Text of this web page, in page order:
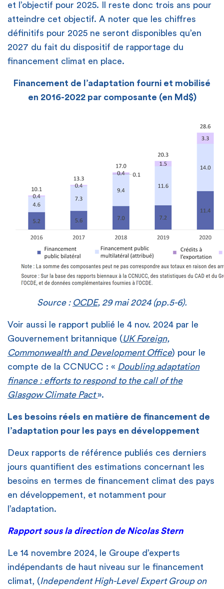
et l’objectif pour 2025. Il reste donc trois ans pour
atteindre cet objectif. A noter que les chiffres
définitifs pour 2025 ne seront disponibles qu’en
2027 du fait du dispositif de rapportage du
financement climat en place.
Financement de l’adaptation fourni et mobilisé
en 2016-2022 par composante (en Md$)
Source : OCDE, 29 mai 2024 (pp.5-6).
Voir aussi le rapport publié le 4 nov. 2024 par le
Gouvernement britannique (UK Foreign,
Commonwealth and Development Office) pour le
compte de la CCNUCC : « Doubling adaptation
finance : efforts to respond to the call of the
Glasgow Climate Pact».
Les besoins réels en matière de financement de
l’adaptation pour les pays en développement
Deux rapports de référence publiés ces derniers
jours quantifient des estimations concernant les
besoins en termes de financement climat des pays
en développement, et notamment pour
l’adaptation.
Rapport sous la direction de Nicolas Stern
Le 14 novembre 2024, le Groupe d’experts
indépendants de haut niveau sur le financement
climat, (Independent High-Level Expert Group on